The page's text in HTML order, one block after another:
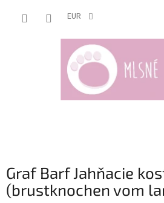
EUR
Graf Barf Jahňacie
(brustknochen vom